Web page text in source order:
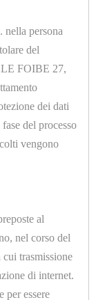
12 di 163 risultati
Opzioni
persona
del
FOIBE 27,
dei dati
del processo
vengono
al
nel corso del
trasmissione
di internet.
per essere